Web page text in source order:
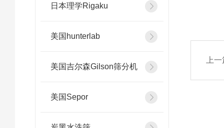
日本理学Rigaku
美国hunterlab
美国吉尔森Gilson筛分机
美国Sepor
上